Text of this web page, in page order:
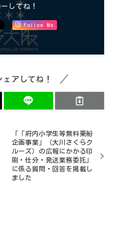
してね！
Follow Me
アしてね！
「「府内小学生等無料乗船
企画事業」（大川さくらク
ルーズ）の広報にかかる印
刷・仕分・発送業務委託」
に係る質問・回答を掲載し
ました